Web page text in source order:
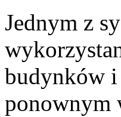
Jednym z
budynków
ponownym